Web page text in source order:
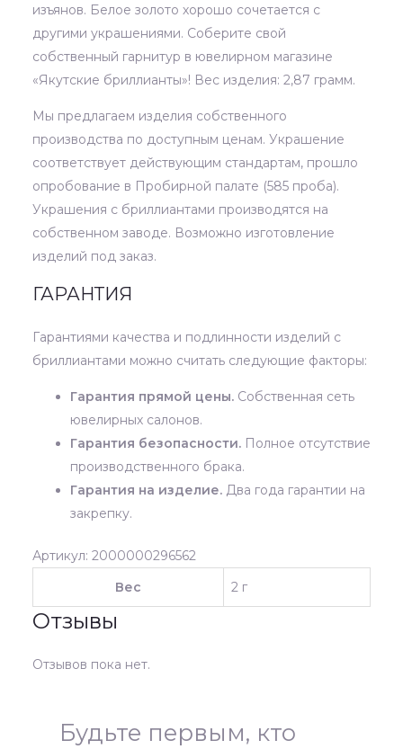
изъянов. Белое золото хорошо сочетается с
другими украшениями. Соберите свой
собственный гарнитур в ювелирном магазине
«Якутские бриллианты»! Вес изделия: 2,87 грамм.
Мы предлагаем изделия собственного
производства по доступным ценам. Украшение
соответствует действующим стандартам, прошло
опробование в Пробирной палате (585 проба).
Украшения с бриллиантами производятся на
собственном заводе. Возможно изготовление
изделий под заказ.
ГАРАНТИЯ
Гарантиями качества и подлинности изделий с
бриллиантами можно считать следующие факторы:
Гарантия прямой цены.Собственная сеть
ювелирных салонов.
Гарантия безопасности.Полное отсутствие
производственного брака.
Гарантия на изделие.Два года гарантии на
закрепку.
Артикул: 2000000296562
Вес
2 г
Отзывы
Отзывов пока нет.
Будьте первым, кто